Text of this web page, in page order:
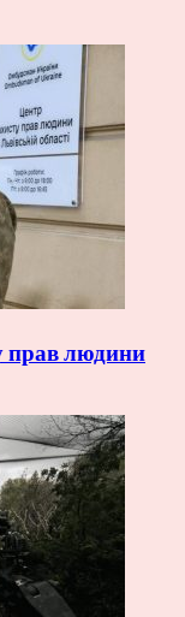
прав людини